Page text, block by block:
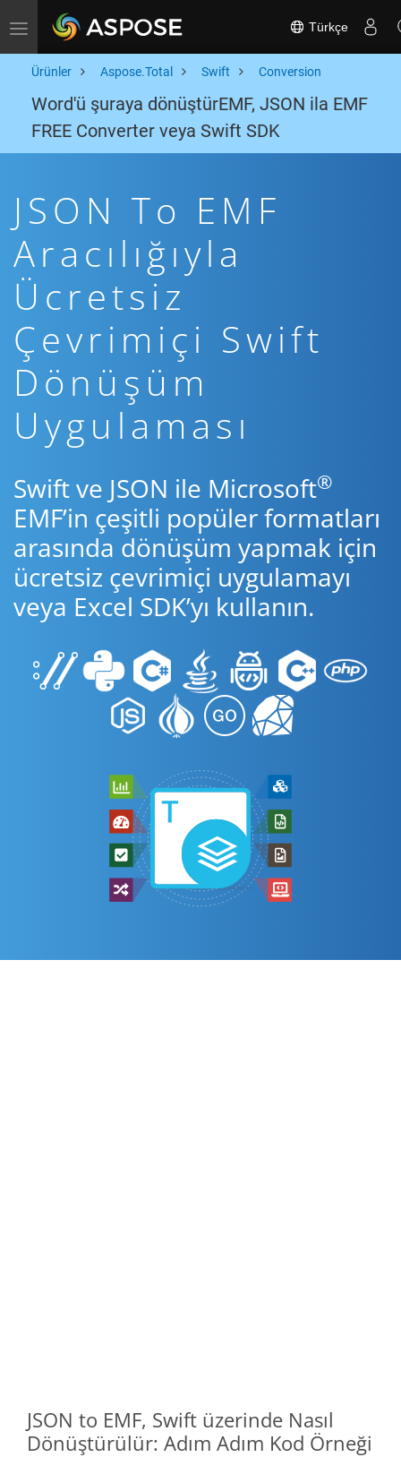
Toggle navigation Türkçe
Ürünler Aspose.Total Swift Conversion
Word'ü şuraya dönüştürEMF, JSON ila EMF
FREE Converter veya Swift SDK
JSON To EMF
Aracılığıyla
Ücretsiz
Çevrimiçi Swift
Dönüşüm
Uygulaması
Swift ve JSON ile Microsoft®
EMF’in çeşitli popüler formatları
arasında dönüşüm yapmak için
ücretsiz çevrimiçi uygulamayı
veya Excel SDK’yı kullanın.
JSON to EMF, Swift üzerinde Nasıl
Dönüştürülür: Adım Adım Kod Örneği